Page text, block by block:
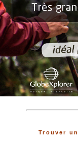
Trouver